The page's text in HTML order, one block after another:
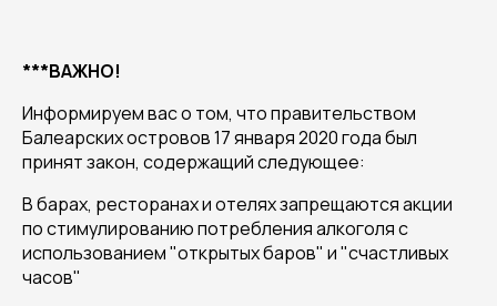
***ВАЖНО!
Информируем вас о том, что правительством
Балеарских островов 17 января 2020 года был
принят закон, содержащий следующее:
В барах, ресторанах и отелях запрещаются акции
по стимулированию потребления алкоголя с
использованием "открытых баров" и "счастливых
часов"